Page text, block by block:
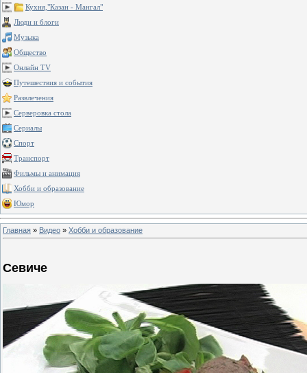
Кухня,"Казан - Мангал"
Люди и блоги
Музыка
Общество
Онлайн TV
Путешествия и события
Развлечения
Серверовка стола
Сериалы
Спорт
Транспорт
Фильмы и анимация
Хобби и образование
Юмор
Главная » Видео » Хобби и образование
Севиче